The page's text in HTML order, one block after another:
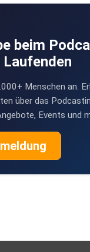
beim
Laufenden
Menschen an.
über das
Events und